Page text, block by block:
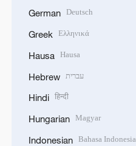
German Deutsch
Greek Ελληνικά
Hausa Hausa
Hebrew עברית
Hindi हिन्दी
Hungarian Magyar
Indonesian Bahasa Indonesia